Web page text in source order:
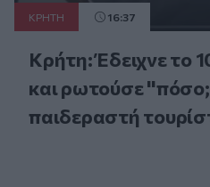
ΚΡΗΤΗ 16:37
Κρήτη: Έδειχνε το
και ρωτούσε
παιδεραστή